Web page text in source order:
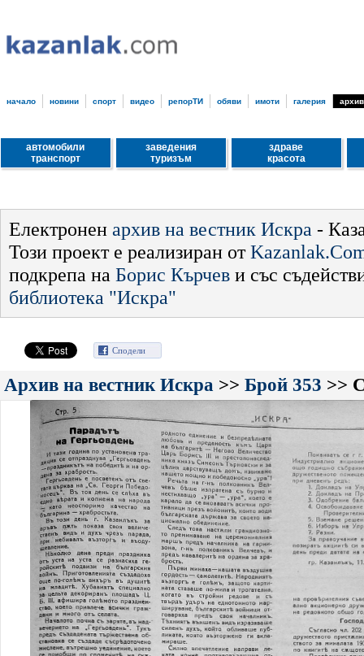
начало новини спорт видео репорТИ обяви имоти галерия
автомобили
транспорт
заведения
туризъм
здраве
красота
Електронен архив на вестник Искра -
Този проект е реализиран от
подкрепа на Борис Кърчев и със
библиотека "Искра"
Сподели
Архив на вестник Искра >> Брой 353 >>